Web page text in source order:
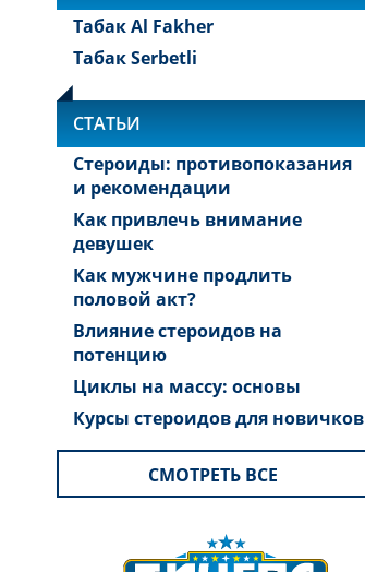
Табак Al Fakher
Табак Serbetli
СТАТЬИ
Стероиды: противопоказания
и рекомендации
Как привлечь внимание
девушек
Как мужчине продлить
половой акт?
Влияние стероидов на
потенцию
Циклы на массу: основы
Курсы стероидов для новичков
СМОТРЕТЬ ВСЕ